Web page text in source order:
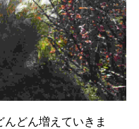
どん増えていきま